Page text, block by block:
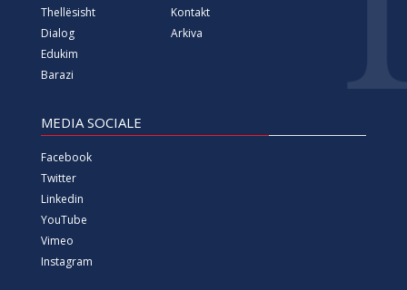
Thellësisht
Dialog
Edukim
Barazi
Kontakt
Arkiva
MEDIA SOCIALE
Facebook
Twitter
Linkedin
YouTube
Vimeo
Instagram